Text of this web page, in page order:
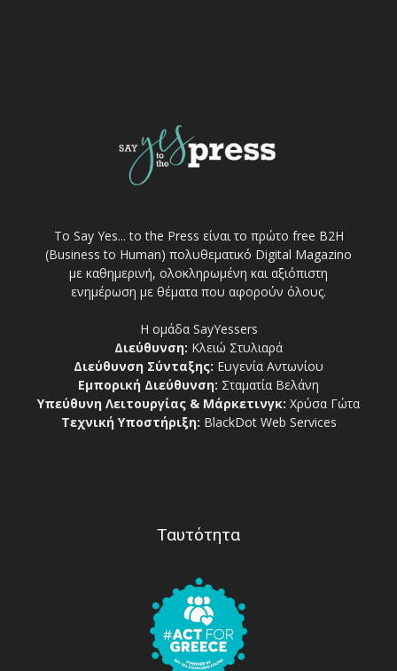
Το Say Yes... to the Press είναι το πρώτο free Β2Η
(Business to Human) πολυθεματικό Digital Magazino
με καθημερινή, ολοκληρωμένη και αξιόπιστη
ενημέρωση με θέματα που αφορούν όλους.
Η ομάδα SayYessers
Διεύθυνση: Κλειώ Στυλιαρά
Διεύθυνση Σύνταξης: Ευγενία Αντωνίου
Εμπορική Διεύθυνση: Σταματία Βελάνη
Υπεύθυνη Λειτουργίας & Μάρκετινγκ: Χρύσα Γώτα
Τεχνική Υποστήριξη: BlackDot Web Services
Ταυτότητα